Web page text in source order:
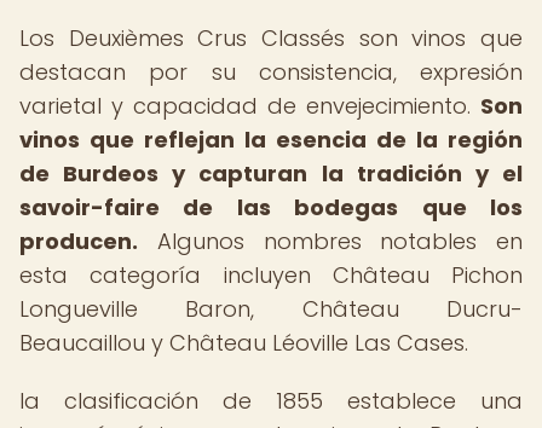
Los Deuxièmes Crus Classés son vinos que
destacan por su consistencia, expresión
varietal y capacidad de envejecimiento. Son
vinos que reflejan la esencia de la región
de Burdeos y capturan la tradición y el
savoir-faire de las bodegas que los
producen. Algunos nombres notables en
esta categoría incluyen Château Pichon
Longueville Baron, Château Ducru-
Beaucaillou y Château Léoville Las Cases.
la clasificación de 1855 establece una